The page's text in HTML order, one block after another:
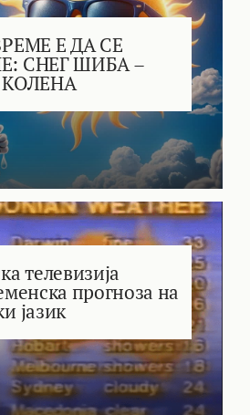
Е ДА СЕ
СНЕГ ШИБА –
телевизија
прогноза на
јазик